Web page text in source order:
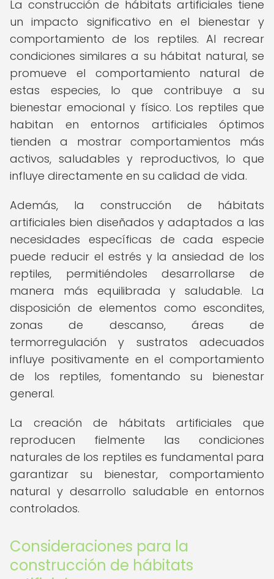
La construcción de hábitats artificiales tiene
un impacto significativo en el bienestar y
comportamiento de los reptiles. Al recrear
condiciones similares a su hábitat natural, se
promueve el comportamiento natural de
estas especies, lo que contribuye a su
bienestar emocional y físico. Los reptiles que
habitan en entornos artificiales óptimos
tienden a mostrar comportamientos más
activos, saludables y reproductivos, lo que
influye directamente en su calidad de vida.
Además, la construcción de hábitats
artificiales bien diseñados y adaptados a las
necesidades específicas de cada especie
puede reducir el estrés y la ansiedad de los
reptiles, permitiéndoles desarrollarse de
manera más equilibrada y saludable. La
disposición de elementos como escondites,
zonas de descanso, áreas de
termorregulación y sustratos adecuados
influye positivamente en el comportamiento
de los reptiles, fomentando su bienestar
general.
La creación de hábitats artificiales que
reproducen fielmente las condiciones
naturales de los reptiles es fundamental para
garantizar su bienestar, comportamiento
natural y desarrollo saludable en entornos
controlados.
Consideraciones para la
construcción de hábitats